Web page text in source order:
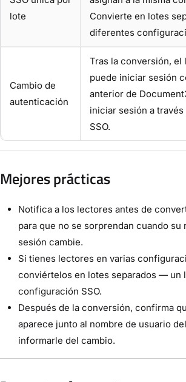
lote
Convierte en lotes
diferentes
Cambio de
autenticación
Tras la conversión, el
puede iniciar sesión
anterior de
iniciar sesión a
SSO.
Mejores prácticas
Notifica a los lectores antes de
para que no se sorprendan cuando su
sesión cambie.
Si tienes lectores en varias
conviértelos en lotes separados — un
configuración SSO.
Después de la conversión, confirma
aparece junto al nombre de usuario
informarle del cambio.